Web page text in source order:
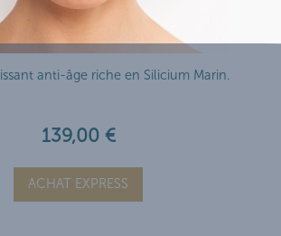
anti-âge riche en Silicium Marin.
139,00 €
ACHAT EXPRESS